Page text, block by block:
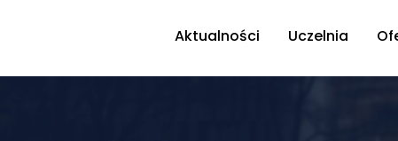
Aktualności Uczelnia